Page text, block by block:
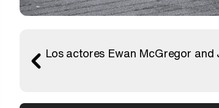
Los actores Ewan McGregor and